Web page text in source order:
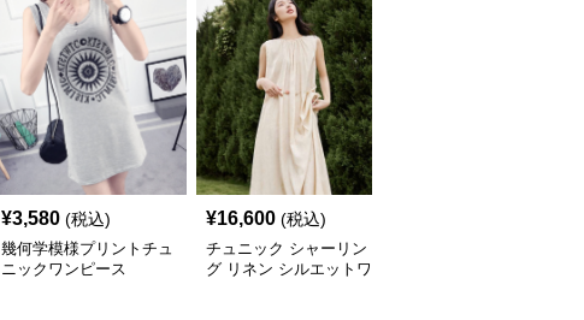
¥3,580 (税込)
幾何学模様プリントチュ
ニックワンピース
¥16,600 (税込)
チュニック シャーリン
グ リネン シルエットワ